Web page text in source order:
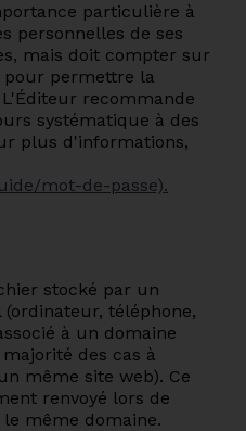
particulière à
personnelles de ses
mais doit compter sur
permettre la
recommande
systématique à des
plus d'informations,
mot-de-passe).
stocké par un
téléphone,
à un domaine
des cas à
même site web). Ce
renvoyé lors de
même domaine.